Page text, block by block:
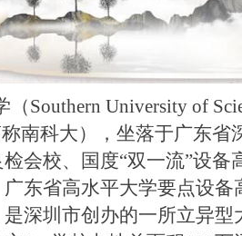
Southern University of
南科大），坐落于广东省
会校、国度“双一流”设备
东省高水平大学要点设备
深圳市创办的一所立异型